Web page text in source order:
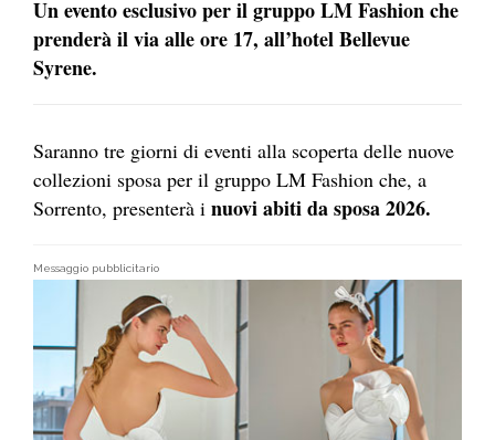
Un evento esclusivo per il gruppo LM Fashion che
prenderà il via alle ore 17, all’hotel Bellevue
Syrene.
Saranno tre giorni di eventi alla scoperta delle nuove
collezioni sposa per il gruppo LM Fashion che, a
Sorrento, presenterà i nuovi abiti da sposa 2026.
Messaggio pubblicitario